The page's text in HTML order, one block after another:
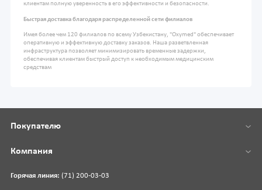
клиентам полную уверенность в его эффективности и безопасности.
Быстрая доставка благодаря распределенной сети филиалов
Имея более чем 120 филиалов по всему Узбекистану, "Oxymed" обеспечивает
оперативную и эффективную доставку заказов. Наша разветвленная
инфраструктура позволяет минимизировать временные задержки,
обеспечивая клиентам быстрый доступ к необходимым медицинским
средствам
Горячая линия: (71) 200-03-03
Покупателю
Компания